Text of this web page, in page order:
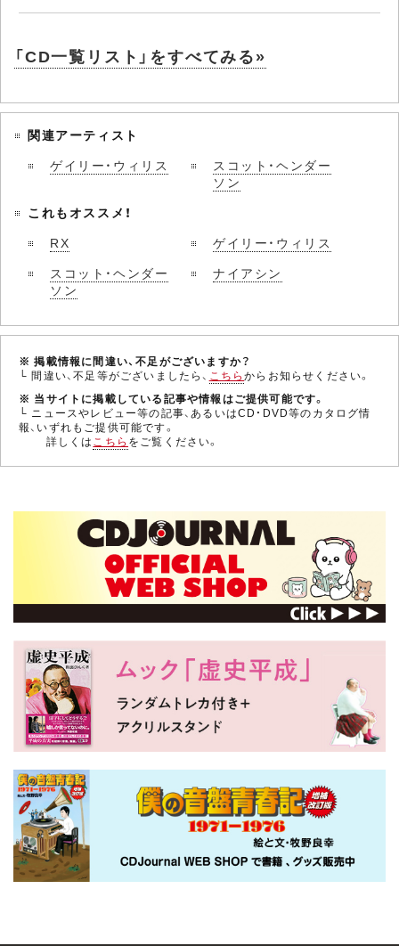
「CD一覧リスト」をすべてみる»
関連アーティスト
ゲイリー・ウィリス
スコット・ヘンダー
ソン
これもオススメ！
RX
ゲイリー・ウィリス
スコット・ヘンダー
ソン
ナイアシン
※ 掲載情報に間違い、不足がございますか？
└ 間違い、不足等がございましたら、 こちらからお知らせください。
※ 当サイトに掲載している記事や情報はご提供可能です。
└ ニュースやレビュー等の記事、あるいはCD・DVD等のカタログ情
報、いずれもご提供可能です。
詳しくはこちら をご覧ください。